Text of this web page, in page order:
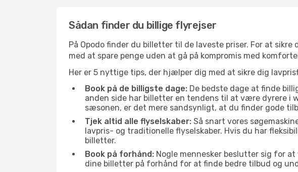
Sådan finder du billige flyrejser
På Opodo finder du billetter til de laveste priser. For at
med at spare penge uden at gå på kompromis med
Her er 5 nyttige tips, der hjælper dig med at sikre dig
Book på de billigste dage: De bedste dage at finde
anden side har billetter en tendens til at være dyrere i
sæsonen, er det mere sandsynligt, at du finder gode
Tjek altid alle flyselskaber: Så snart vores
lavpris- og traditionelle flyselskaber. Hvis du har
billetter.
Book på forhånd: Nogle mennesker beslutter sig for
dine billetter på forhånd for at finde bedre tilbud og